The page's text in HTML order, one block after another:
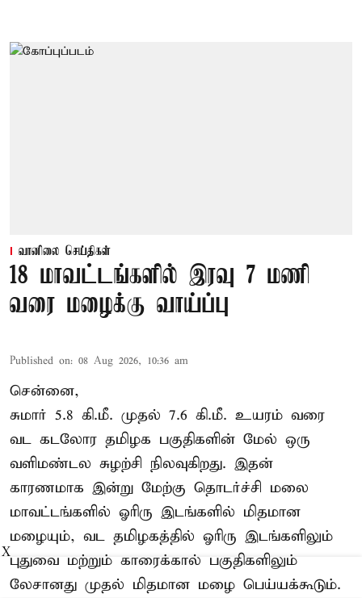
வானிலை செய்திகள்
18 மாவட்டங்களில் இரவு 7 மணி
வரை மழைக்கு வாய்ப்பு
Published on: 08 Aug 2026, 10:36 am
சென்னை,
சுமார் 5.8 கி.மீ. முதல் 7.6 கி.மீ. உயரம் வரை
வட கடலோர தமிழக பகுதிகளின் மேல் ஒரு
வளிமண்டல சுழற்சி நிலவுகிறது. இதன்
காரணமாக இன்று மேற்கு தொடர்ச்சி மலை
மாவட்டங்களில் ஓரிரு இடங்களில் மிதமான
மழையும், வட தமிழகத்தில் ஓரிரு இடங்களிலும்
புதுவை மற்றும் காரைக்கால் பகுதிகளிலும்
லேசானது முதல் மிதமான மழை பெய்யக்கூடும்.
X